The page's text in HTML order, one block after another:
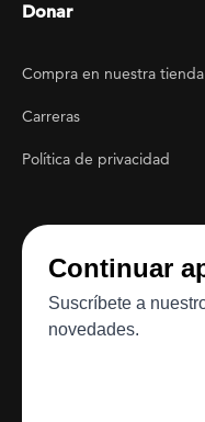
Donar
Footer Utility
Compra en nuestra tienda
Carreras
Política de privacidad